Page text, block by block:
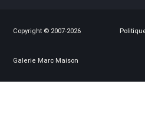
Copyright © 2007-2026
Galerie Marc Maison